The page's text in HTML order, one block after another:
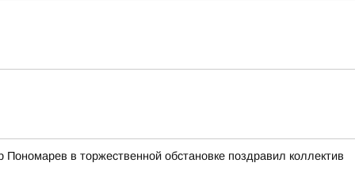
в торжественной обстановке поздравил коллектив